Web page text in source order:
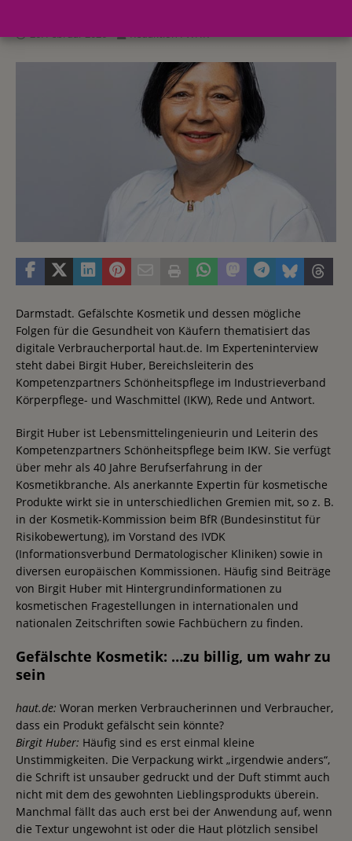
Darmstadt. Gefälschte Kosmetik und dessen mögliche
Folgen für die Gesundheit von Käufern thematisiert das
digitale Verbraucherportal haut.de. Im Experteninterview
steht dabei Birgit Huber, Bereichsleiterin des
Kompetenzpartners Schönheitspflege im Industrieverband
Körperpflege- und Waschmittel (IKW), Rede und Antwort.
Birgit Huber ist Lebensmittelingenieurin und Leiterin des
Kompetenzpartners Schönheitspflege beim IKW. Sie verfügt
über mehr als 40 Jahre Berufserfahrung in der
Kosmetikbranche. Als anerkannte Expertin für kosmetische
Produkte wirkt sie in unterschiedlichen Gremien mit, so z. B.
in der Kosmetik-Kommission beim BfR (Bundesinstitut für
Risikobewertung), im Vorstand des IVDK
(Informationsverbund Dermatologischer Kliniken) sowie in
diversen europäischen Kommissionen. Häufig sind Beiträge
von Birgit Huber mit Hintergrundinformationen zu
kosmetischen Fragestellungen in internationalen und
nationalen Zeitschriften sowie Fachbüchern zu finden.
Gefälschte Kosmetik: …zu billig, um wahr zu
sein
haut.de: Woran merken Verbraucherinnen und Verbraucher,
dass ein Produkt gefälscht sein könnte?
Birgit Huber: Häufig sind es erst einmal kleine
Unstimmigkeiten. Die Verpackung wirkt „irgendwie anders“,
die Schrift ist unsauber gedruckt und der Duft stimmt auch
nicht mit dem des gewohnten Lieblingsprodukts überein.
Manchmal fällt das auch erst bei der Anwendung auf, wenn
die Textur ungewohnt ist oder die Haut plötzlich sensibel